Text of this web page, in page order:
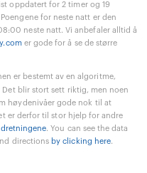
oppdatert for 2 timer og 19
for neste natt er den
neste natt. Vi anbefaler alltid å
er gode for å se de større
er bestemt av en algoritme,
blir stort sett riktig, men noen
høydenivåer gode nok til at
er derfor til stor hjelp for andre
. You can see the data
directions by clicking here.